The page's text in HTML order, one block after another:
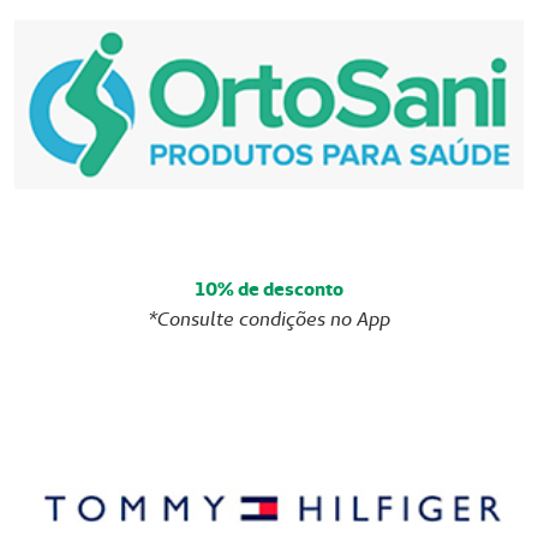
10% de desconto
*Consulte condições no App